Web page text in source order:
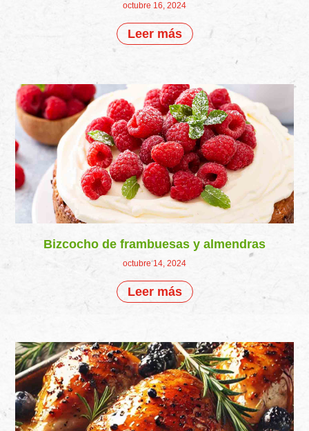
octubre 16, 2024
Leer más
Bizcocho de frambuesas y almendras
octubre 14, 2024
Leer más